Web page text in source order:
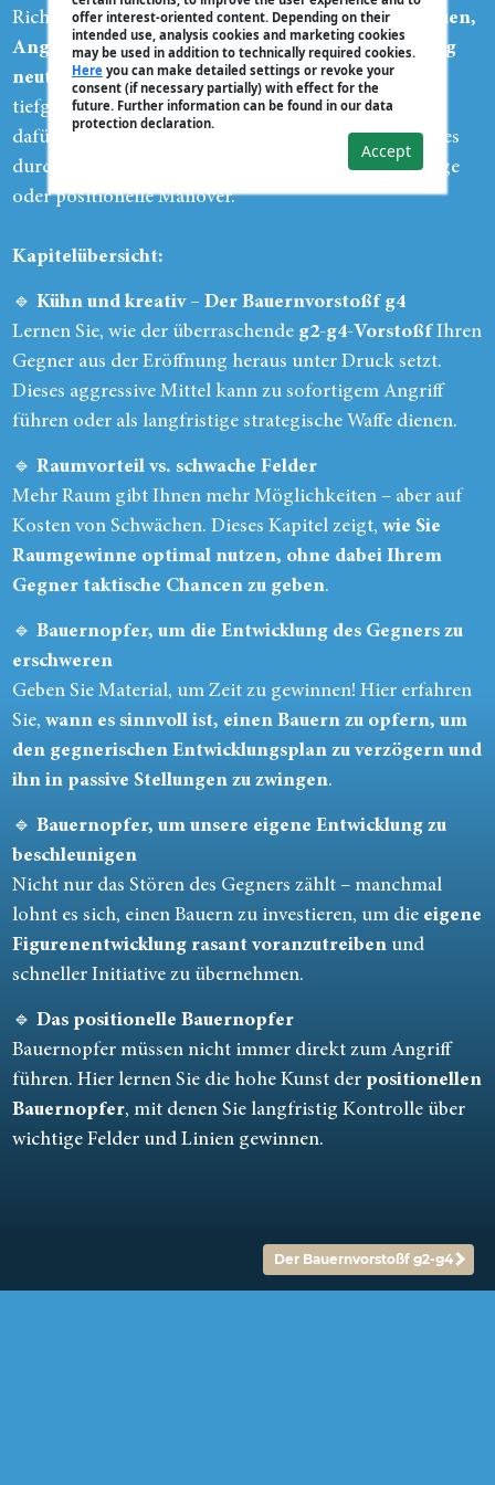
offer interest-oriented content. Depending on their
intended use, analysis cookies and marketing cookies
may be used in addition to technically required cookies.
Hereyou can make detailed settings or revoke your
consent (if necessary partially) with effect for the
future. Further information can be found in our data
protection declaration.
Accept
Richtung zu lenken. Sie lernen, wie SieDruck aufbauen,
Angriffe starten oder gegnerische Pläne frühzeitig
neutralisieren. Anhand praxisnaher Beispiele und
tiefgehender Analysen gewinnen Sie ein Verständnis
dafür,
wann und wie Sie das Tempo diktieren– sei es
durch dynamische Bauernvorstößfe, taktische Schläge
oder positionelle Manöver.
Kapitelübersicht:
🔹 Kühn und kreativ – Der Bauernvorstoßf g4
Lernen Sie, wie der überraschende g2-g4-VorstoßfIhren
Gegner aus der Eröffnung heraus unter Druck setzt.
Dieses aggressive Mittel kann zu sofortigem Angriff
führen oder als langfristige strategische Waffe dienen.
🔹 Raumvorteil vs. schwache Felder
Mehr Raum gibt Ihnen mehr Möglichkeiten – aber auf
Kosten von Schwächen. Dieses Kapitel zeigt, wie Sie
Raumgewinne optimal nutzen, ohne dabei Ihrem
Gegner taktische Chancen zu geben.
🔹 Bauernopfer, um die Entwicklung des Gegners zu
erschweren
Geben Sie Material, um Zeit zu gewinnen! Hier erfahren
Sie, wann es sinnvoll ist, einen Bauern zu opfern, um
den gegnerischen Entwicklungsplan zu verzögern und
ihn in passive Stellungen zu zwingen.
🔹 Bauernopfer, um unsere eigene Entwicklung zu
beschleunigen
Nicht nur das Stören des Gegners zählt – manchmal
lohnt es sich, einen Bauern zu investieren, um die eigene
Figurenentwicklung rasant voranzutreibenund
schneller Initiative zu übernehmen.
🔹 Das positionelle Bauernopfer
Bauernopfer müssen nicht immer direkt zum Angriff
führen. Hier lernen Sie die hohe Kunst der positionellen
Bauernopfer, mit denen Sie langfristig Kontrolle über
wichtige Felder und Linien gewinnen.
Der Bauernvorstoßf g2-g4